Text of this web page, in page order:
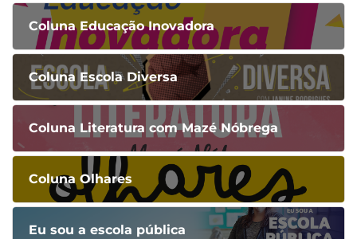
Coluna Educação Inovadora
Coluna Escola Diversa
Coluna Literatura com Mazé Nóbrega
Coluna Olhares
Eu sou a escola pública